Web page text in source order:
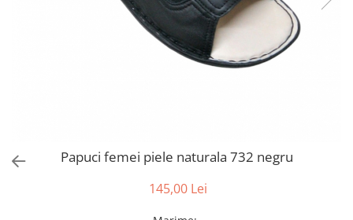
Papuci femei piele naturala 732 negru
145,00 Lei